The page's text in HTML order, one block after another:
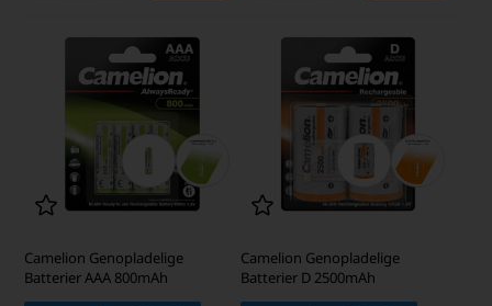
Camelion Genopladelige
Batterier AAA 800mAh
Camelion Genopladelige
Batterier D 2500mAh